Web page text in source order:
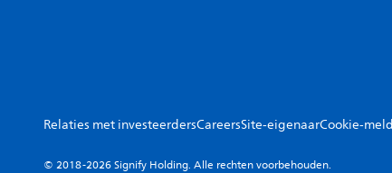
Relaties met investeerdersCareersSite-eigenaarCookie-
© 2018-2026 Signify Holding. Alle rechten voorbehouden.